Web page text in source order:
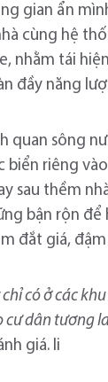
gian ẩn
cùng hệ
nhằm tái
đầy năng
quan sông
riêng
sau thềm
bận rộn
đắt giá,
có ở các
cư dân tương
giá. li